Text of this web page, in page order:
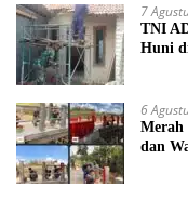
7
TNI
Huni
6
Merah
dan